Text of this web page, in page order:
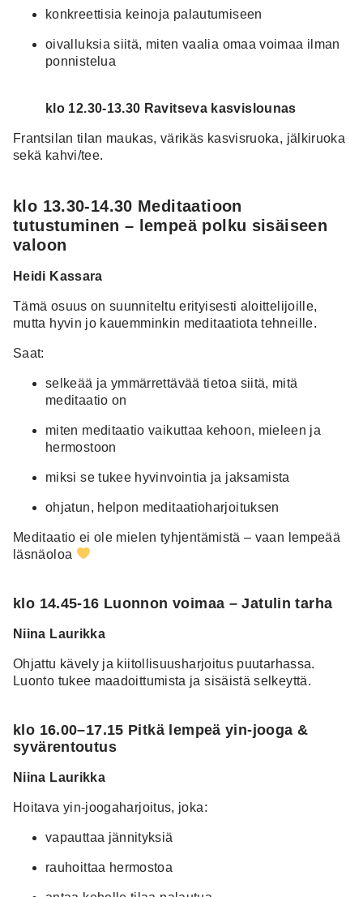
konkreettisia keinoja palautumiseen
oivalluksia siitä, miten vaalia omaa voimaa ilman
ponnistelua
klo 12.30-13.30 Ravitseva kasvislounas
Frantsilan tilan maukas, värikäs kasvisruoka, jälkiruoka
sekä kahvi/tee.
klo 13.30-14.30 Meditaatioon
tutustuminen – lempeä polku sisäiseen
valoon
Heidi Kassara
Tämä osuus on suunniteltu erityisesti aloittelijoille,
mutta hyvin jo kauemminkin meditaatiota tehneille.
Saat:
selkeää ja ymmärrettävää tietoa siitä, mitä
meditaatio on
miten meditaatio vaikuttaa kehoon, mieleen ja
hermostoon
miksi se tukee hyvinvointia ja jaksamista
ohjatun, helpon meditaatioharjoituksen
Meditaatio ei ole mielen tyhjentämistä – vaan lempeää
läsnäoloa
klo 14.45-16 Luonnon voimaa – Jatulin tarha
Niina Laurikka
Ohjattu kävely ja kiitollisuusharjoitus puutarhassa.
Luonto tukee maadoittumista ja sisäistä selkeyttä.
klo 16.00–17.15 Pitkä lempeä yin-jooga &
syvärentoutus
Niina Laurikka
Hoitava yin-joogaharjoitus, joka:
vapauttaa jännityksiä
rauhoittaa hermostoa